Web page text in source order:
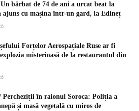
bărbat de 74 de ani a urcat beat la
ajuns cu mașina într-un gard, la Edineț
Forțelor Aerospațiale Ruse ar fi
misterioasă de la restaurantul din
Percheziții în raionul Soroca: Poliția a
și masă vegetală cu miros de